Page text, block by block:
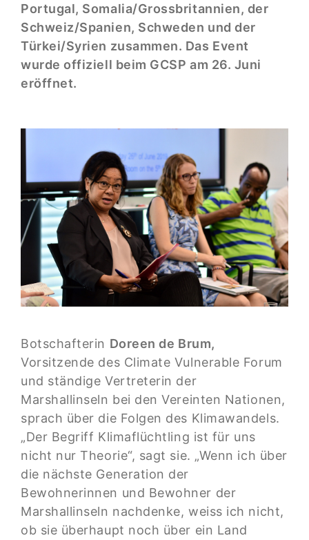
Portugal, Somalia/Grossbritannien, der
Schweiz/Spanien, Schweden und der
Türkei/Syrien zusammen. Das Event
wurde offiziell beim GCSP am 26. Juni
eröffnet.
Botschafterin Doreen de Brum,
Vorsitzende des Climate Vulnerable Forum
und ständige Vertreterin der
Marshallinseln bei den Vereinten Nationen,
sprach über die Folgen des Klimawandels.
„Der Begriff Klimaflüchtling ist für uns
nicht nur Theorie“, sagt sie. „Wenn ich über
die nächste Generation der
Bewohnerinnen und Bewohner der
Marshallinseln nachdenke, weiss ich nicht,
ob sie überhaupt noch über ein Land